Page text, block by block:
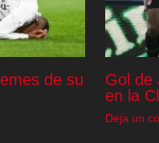
de su
Gol de
en la
Deja un